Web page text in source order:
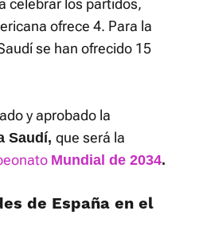
celebrar los partidos,
ofrece 4. Para la
se han ofrecido 15
y aprobado la
Saudí, que será la
Mundial de 2034.
de España en el